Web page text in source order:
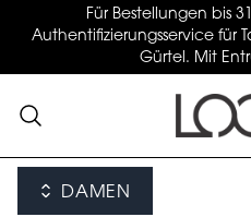
Für Bestellungen bis
Authentifizierungsservice für
Gürtel. Mit
DAMEN